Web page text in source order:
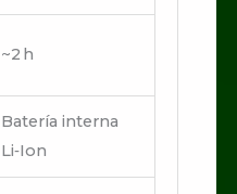
~2 h
Batería interna
Li‑Ion